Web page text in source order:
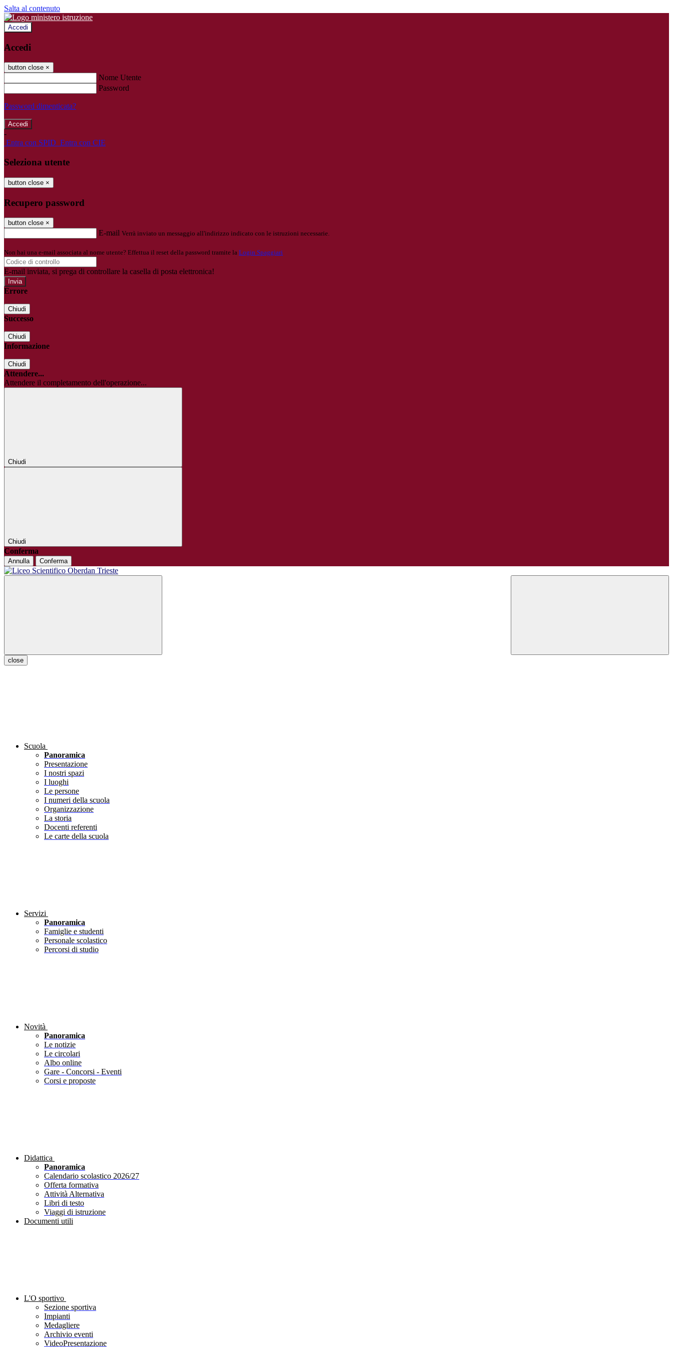
Salta al contenuto
Accedi
Accedi
button close ×
Nome Utente
Password
Password dimenticata?
-
Entra con SPID Entra con CIE
Seleziona utente
button close ×
Recupero password
button close ×
E-mail Verrà inviato un messaggio all'indirizzo indicato con le istruzioni necessarie.
Non hai una e-mail associata al nome utente? Effettua il reset della password tramite la Login Spaggiari
E-mail inviata, si prega di controllare la casella di posta elettronica!
Errore
Chiudi
Successo
Chiudi
Informazione
Chiudi
Attendere...
Attendere il completamento dell'operazione...
Chiudi
Chiudi
Conferma
Annulla Conferma
close
Scuola
Panoramica
Presentazione
I nostri spazi
I luoghi
Le persone
I numeri della scuola
Organizzazione
La storia
Docenti referenti
Le carte della scuola
Servizi
Panoramica
Famiglie e studenti
Personale scolastico
Percorsi di studio
Novità
Panoramica
Le notizie
Le circolari
Albo online
Gare - Concorsi - Eventi
Corsi e proposte
Didattica
Panoramica
Calendario scolastico 2026/27
Offerta formativa
Attività Alternativa
Libri di testo
Viaggi di istruzione
Documenti utili
L'O sportivo
Sezione sportiva
Impianti
Medagliere
Archivio eventi
VideoPresentazione